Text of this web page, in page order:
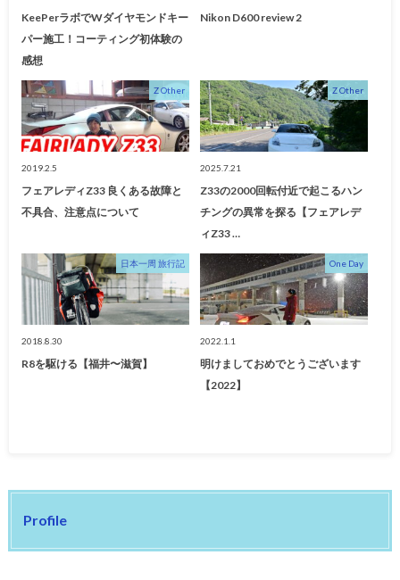
KeePerラボでWダイヤモンドキー
パー施工！コーティング初体験の
感想
Nikon D600 review 2
Z Other
2019.2.5
フェアレディZ33 良くある故障と
不具合、注意点について
Z Other
2025.7.21
Z33の2000回転付近で起こるハン
チングの異常を探る【フェアレデ
ィZ33 …
日本一周 旅行記
2018.8.30
R8を駆ける【福井〜滋賀】
One Day
2022.1.1
明けましておめでとうございます
【2022】
Profile